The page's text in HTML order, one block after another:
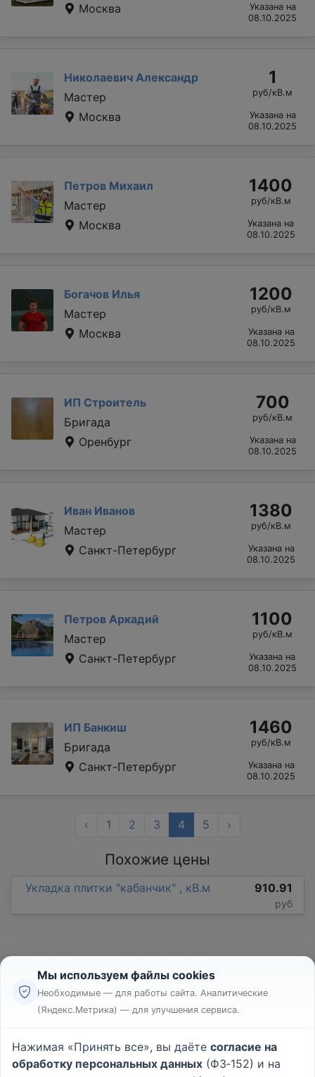
Москва
Указана на
08.10.2025
Николаевич Александр
Мастер
Москва
1
руб/кВ.м
Указана на
08.10.2025
Петров Михаил
Мастер
Москва
1400
руб/кВ.м
Указана на
08.10.2025
Богачов Илья
Мастер
Москва
1200
руб/кВ.м
Указана на
08.10.2025
ИП Строитель
Бригада
Оренбург
700
руб/кВ.м
Указана на
08.10.2025
Иван Иванов
Мастер
Санкт-Петербург
1380
руб/кВ.м
Указана на
08.10.2025
Петров Аркадий
Мастер
Санкт-Петербург
1100
руб/кВ.м
Указана на
08.10.2025
ИП Банкиш
Бригада
Санкт-Петербург
1460
руб/кВ.м
Указана на
08.10.2025
‹ 1 2 3 4 5 ›
Похожие цены
Укладка плитки "кабанчик" , кВ.м 910.91
руб
Реклама
Пользовательское соглашение
Политика конфиденциальности
Мы используем файлы cookies
Необходимые — для работы сайта. Аналитические
(Яндекс.Метрика) — для улучшения сервиса.
Нажимая «Принять все», вы даёте согласие на
обработку персональных данных (ФЗ‑152) и на